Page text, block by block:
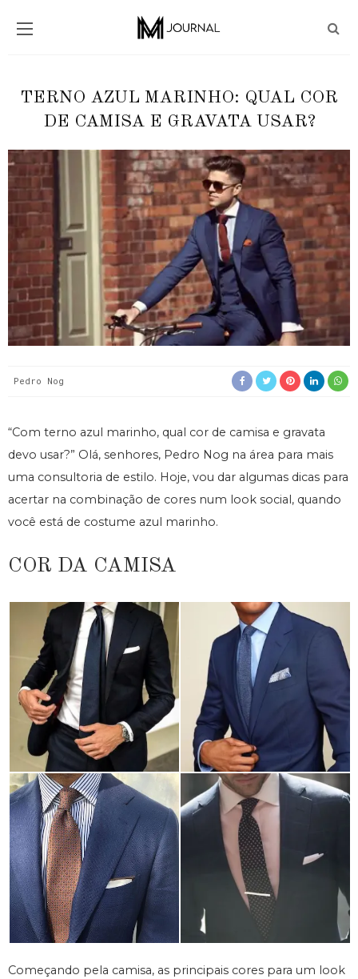
TERNO AZUL MARINHO: QUAL COR
DE CAMISA E GRAVATA USAR?
Pedro Nog
“Com terno azul marinho, qual cor de camisa e gravata
devo usar?” Olá, senhores, Pedro Nog na área para mais
uma consultoria de estilo. Hoje, vou dar algumas dicas para
acertar na combinação de cores num look social, quando
você está de costume azul marinho.
COR DA CAMISA
Começando pela camisa, as principais cores para um look